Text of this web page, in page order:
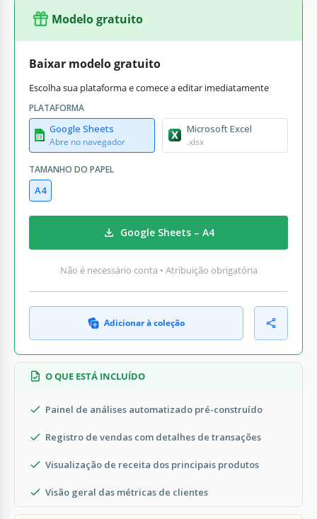
Modelo gratuito
Baixar modelo gratuito
Escolha sua plataforma e comece a editar imediatamente
PLATAFORMA
Google Sheets
Abre no navegador
Microsoft Excel
.xlsx
TAMANHO DO PAPEL
A4
Google Sheets – A4
Não é necessário conta • Atribuição obrigatória
Adicionar à coleção
O QUE ESTÁ INCLUÍDO
Painel de análises automatizado pré-construído
Registro de vendas com detalhes de transações
Visualização de receita dos principais produtos
Visão geral das métricas de clientes